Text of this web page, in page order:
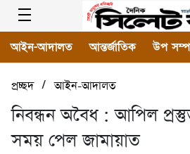
আইন-আদালত আন্তর্জাতিক উপ
প্রচ্ছদ/আইন-আদালত
নিবন্ধন অবৈধ : আপিল
সময় পেল জামায়াত